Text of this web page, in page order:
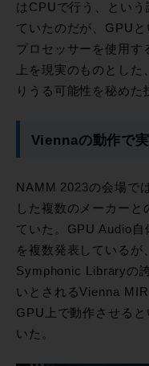
はCPUで行う、とい
ていたのだが、GPU
プロセッサーを使用す
上を現実のものとし
りうる可能性を秘めた
Viennaの動作で
NAMM 2023の会場で
した複数のメーカー
ていた。GPU Audio自
を複数発表している
Symphonic Libraryの
いとされるVienna
GPU上で動作させる
いた。